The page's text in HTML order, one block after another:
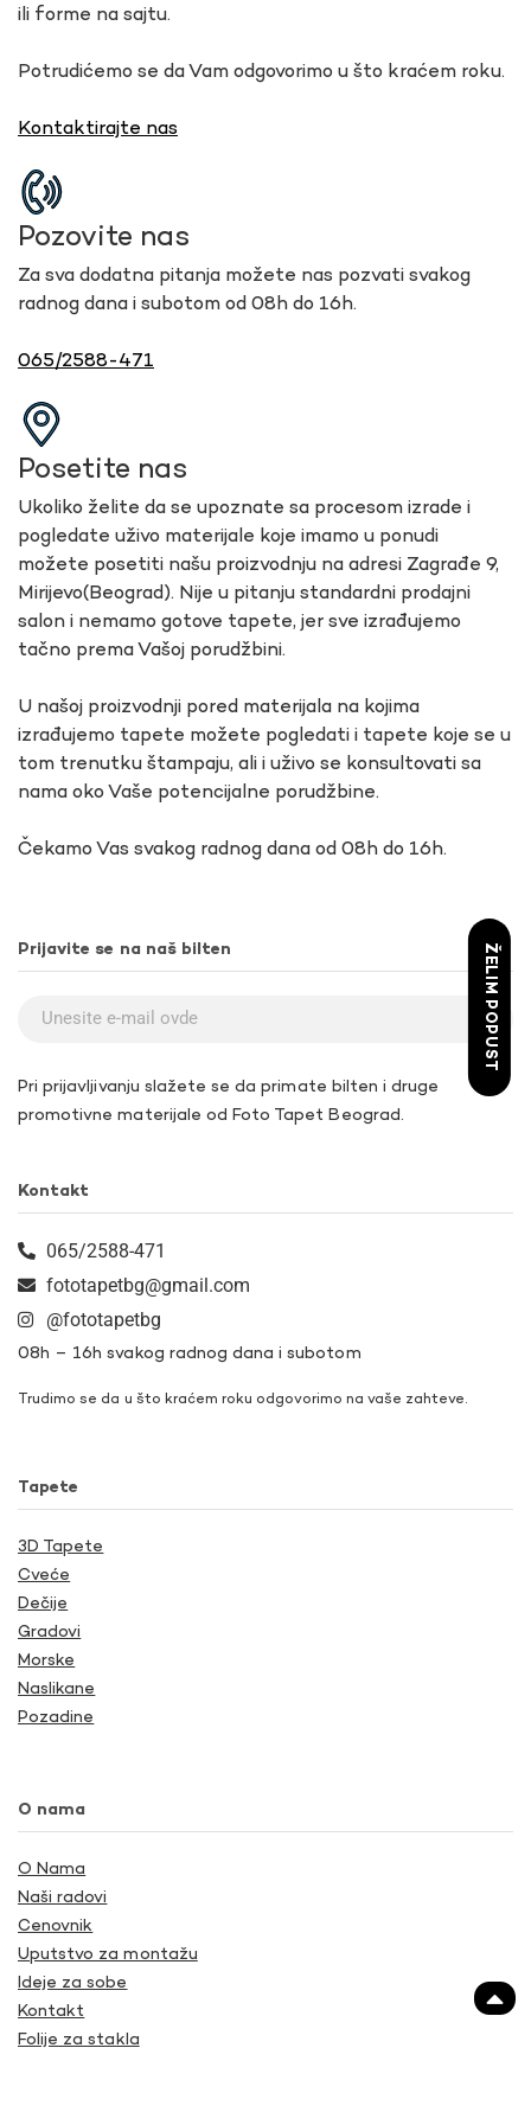
ili forme na sajtu.
Potrudićemo se da Vam odgovorimo u što kraćem roku.
Kontaktirajte nas
Pozovite nas
Za sva dodatna pitanja možete nas pozvati svakog
radnog dana i subotom od 08h do 16h.
065/2588-471
Posetite nas
Ukoliko želite da se upoznate sa procesom izrade i
pogledate uživo materijale koje imamo u ponudi
možete posetiti našu proizvodnju na adresi Zagrađe 9,
Mirijevo(Beograd). Nije u pitanju standardni prodajni
salon i nemamo gotove tapete, jer sve izrađujemo
tačno prema Vašoj porudžbini.
U našoj proizvodnji pored materijala na kojima
izrađujemo tapete možete pogledati i tapete koje se u
tom trenutku štampaju, ali i uživo se konsultovati sa
nama oko Vaše potencijalne porudžbine.
Čekamo Vas svakog radnog dana od 08h do 16h.
Prijavite se na naš bilten
Pri prijavljivanju slažete se da primate bilten i druge
promotivne materijale od Foto Tapet Beograd.
Kontakt
065/2588-471
fototapetbg@gmail.com
@fototapetbg
08h – 16h svakog radnog dana i subotom
Trudimo se da u što kraćem roku odgovorimo na vaše zahteve.
Tapete
3D Tapete
Cveće
Dečije
Gradovi
Morske
Naslikane
Pozadine
O nama
O Nama
Naši radovi
Cenovnik
Uputstvo za montažu
Ideje za sobe
Kontakt
Folije za stakla
ŽELIM POPUST